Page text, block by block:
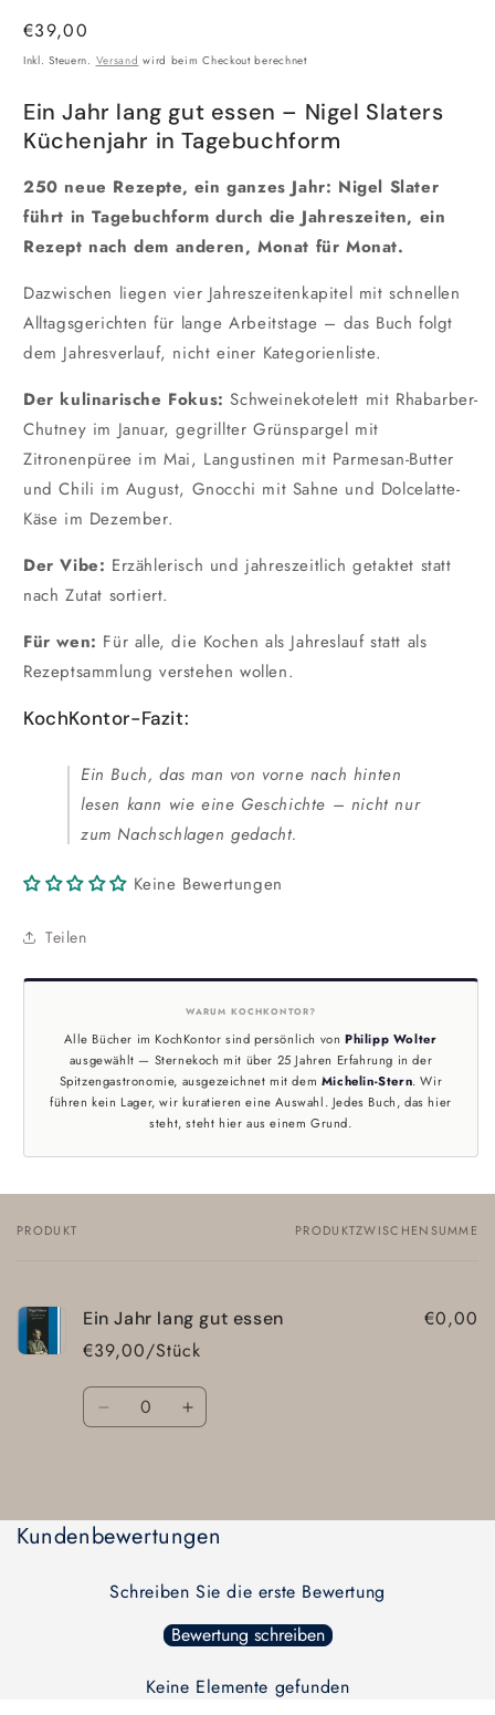
Normaler
Preis
€39,00
Inkl. Steuern. Versand wird beim Checkout berechnet
Ein Jahr lang gut essen – Nigel Slaters
Küchenjahr in Tagebuchform
250 neue Rezepte, ein ganzes Jahr: Nigel Slater
führt in Tagebuchform durch die Jahreszeiten, ein
Rezept nach dem anderen, Monat für Monat.
Dazwischen liegen vier Jahreszeitenkapitel mit schnellen
Alltagsgerichten für lange Arbeitstage – das Buch folgt
dem Jahresverlauf, nicht einer Kategorienliste.
Der kulinarische Fokus: Schweinekotelett mit Rhabarber-
Chutney im Januar, gegrillter Grünspargel mit
Zitronenpüree im Mai, Langustinen mit Parmesan-Butter
und Chili im August, Gnocchi mit Sahne und Dolcelatte-
Käse im Dezember.
Der Vibe: Erzählerisch und jahreszeitlich getaktet statt
nach Zutat sortiert.
Für wen: Für alle, die Kochen als Jahreslauf statt als
Rezeptsammlung verstehen wollen.
KochKontor-Fazit:
Ein Buch, das man von vorne nach hinten
lesen kann wie eine Geschichte – nicht nur
zum Nachschlagen gedacht.
Keine Bewertungen
Teilen
WARUM KOCHKONTOR?
Alle Bücher im KochKontor sind persönlich vonPhilipp Wolter
ausgewählt — Sternekoch mit über 25 Jahren Erfahrung in der
Spitzengastronomie, ausgezeichnet mit dem Michelin-Stern. Wir
führen kein Lager, wir kuratieren eine Auswahl. Jedes Buch, das hier
steht, steht hier aus einem Grund.
Dein
PRODUKT PRODUKTZWISCHENSUMME
Ein Jahr lang gut essen
€39,00/Stück
€0,00
Anzahl
Verringere
Title
Erhöhe
Title
geladen ...
Kundenbewertungen
Schreiben Sie die erste Bewertung
Bewertung schreiben
Keine Elemente gefunden